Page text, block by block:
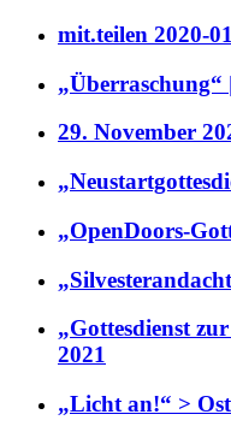
mit.teilen 2020-01
„Überraschung“
29. November
„OpenDoors-
„Gottesdienst
2021
„Licht an!“ >